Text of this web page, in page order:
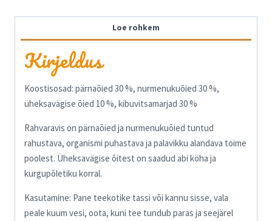
Loe rohkem
Kirjeldus
Koostisosad: pärnaõied 30 %, nurmenukuõied 30 %,
üheksavägise õied 10 %, kibuvitsamarjad 30 %
Rahvaravis on pärnaõied ja nurmenukuõied tuntud
rahustava, organismi puhastava ja palavikku alandava toime
poolest. Üheksavägise õitest on saadud abi köha ja
kurgupõletiku korral.
Kasutamine: Pane teekotike tassi või kannu sisse, vala
peale kuum vesi, oota, kuni tee tundub paras ja seejärel